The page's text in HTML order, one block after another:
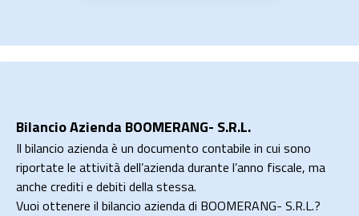
Bilancio Azienda BOOMERANG- S.R.L.
Il bilancio azienda è un documento contabile in cui sono
riportate le attività dell’azienda durante l’anno fiscale, ma
anche crediti e debiti della stessa.
Vuoi ottenere il bilancio azienda di BOOMERANG- S.R.L.?